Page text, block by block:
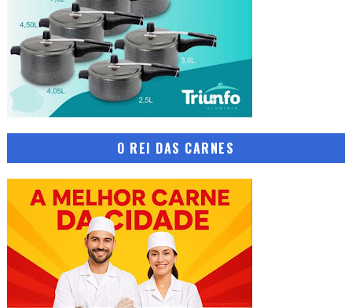
O REI DAS CARNES